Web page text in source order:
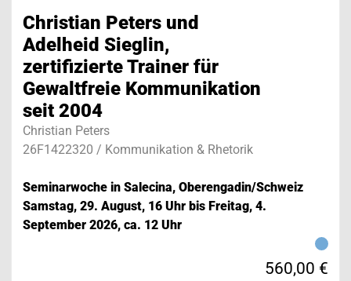
vh impressions
diversity
Christian Peters und
Adelheid Sieglin,
zertifizierte Trainer für
Gewaltfreie Kommunikation
seit 2004
Christian Peters
26F1422320 / Kommunikation & Rhetorik
Seminarwoche in Salecina, Oberengadin/Schweiz
Samstag, 29. August, 16 Uhr bis Freitag, 4.
September 2026, ca. 12 Uhr
560,00 €